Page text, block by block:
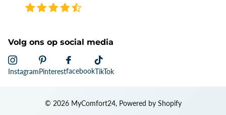
Volg ons op social media
InstagramPinterestfacebookTikTok
© 2026MyComfort24, Powered by Shopify